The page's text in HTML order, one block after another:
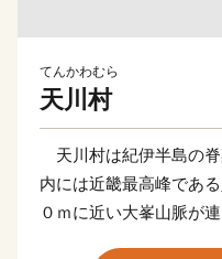
てんかわむら
天川村
天川村は紀伊半島の
内には近畿最高峰であ
０ｍに近い大峯山脈が